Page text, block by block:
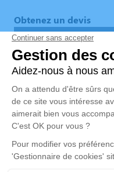
Obtenez un devis
Notre agence
Pompes Funèbres
03 67 72 46 50